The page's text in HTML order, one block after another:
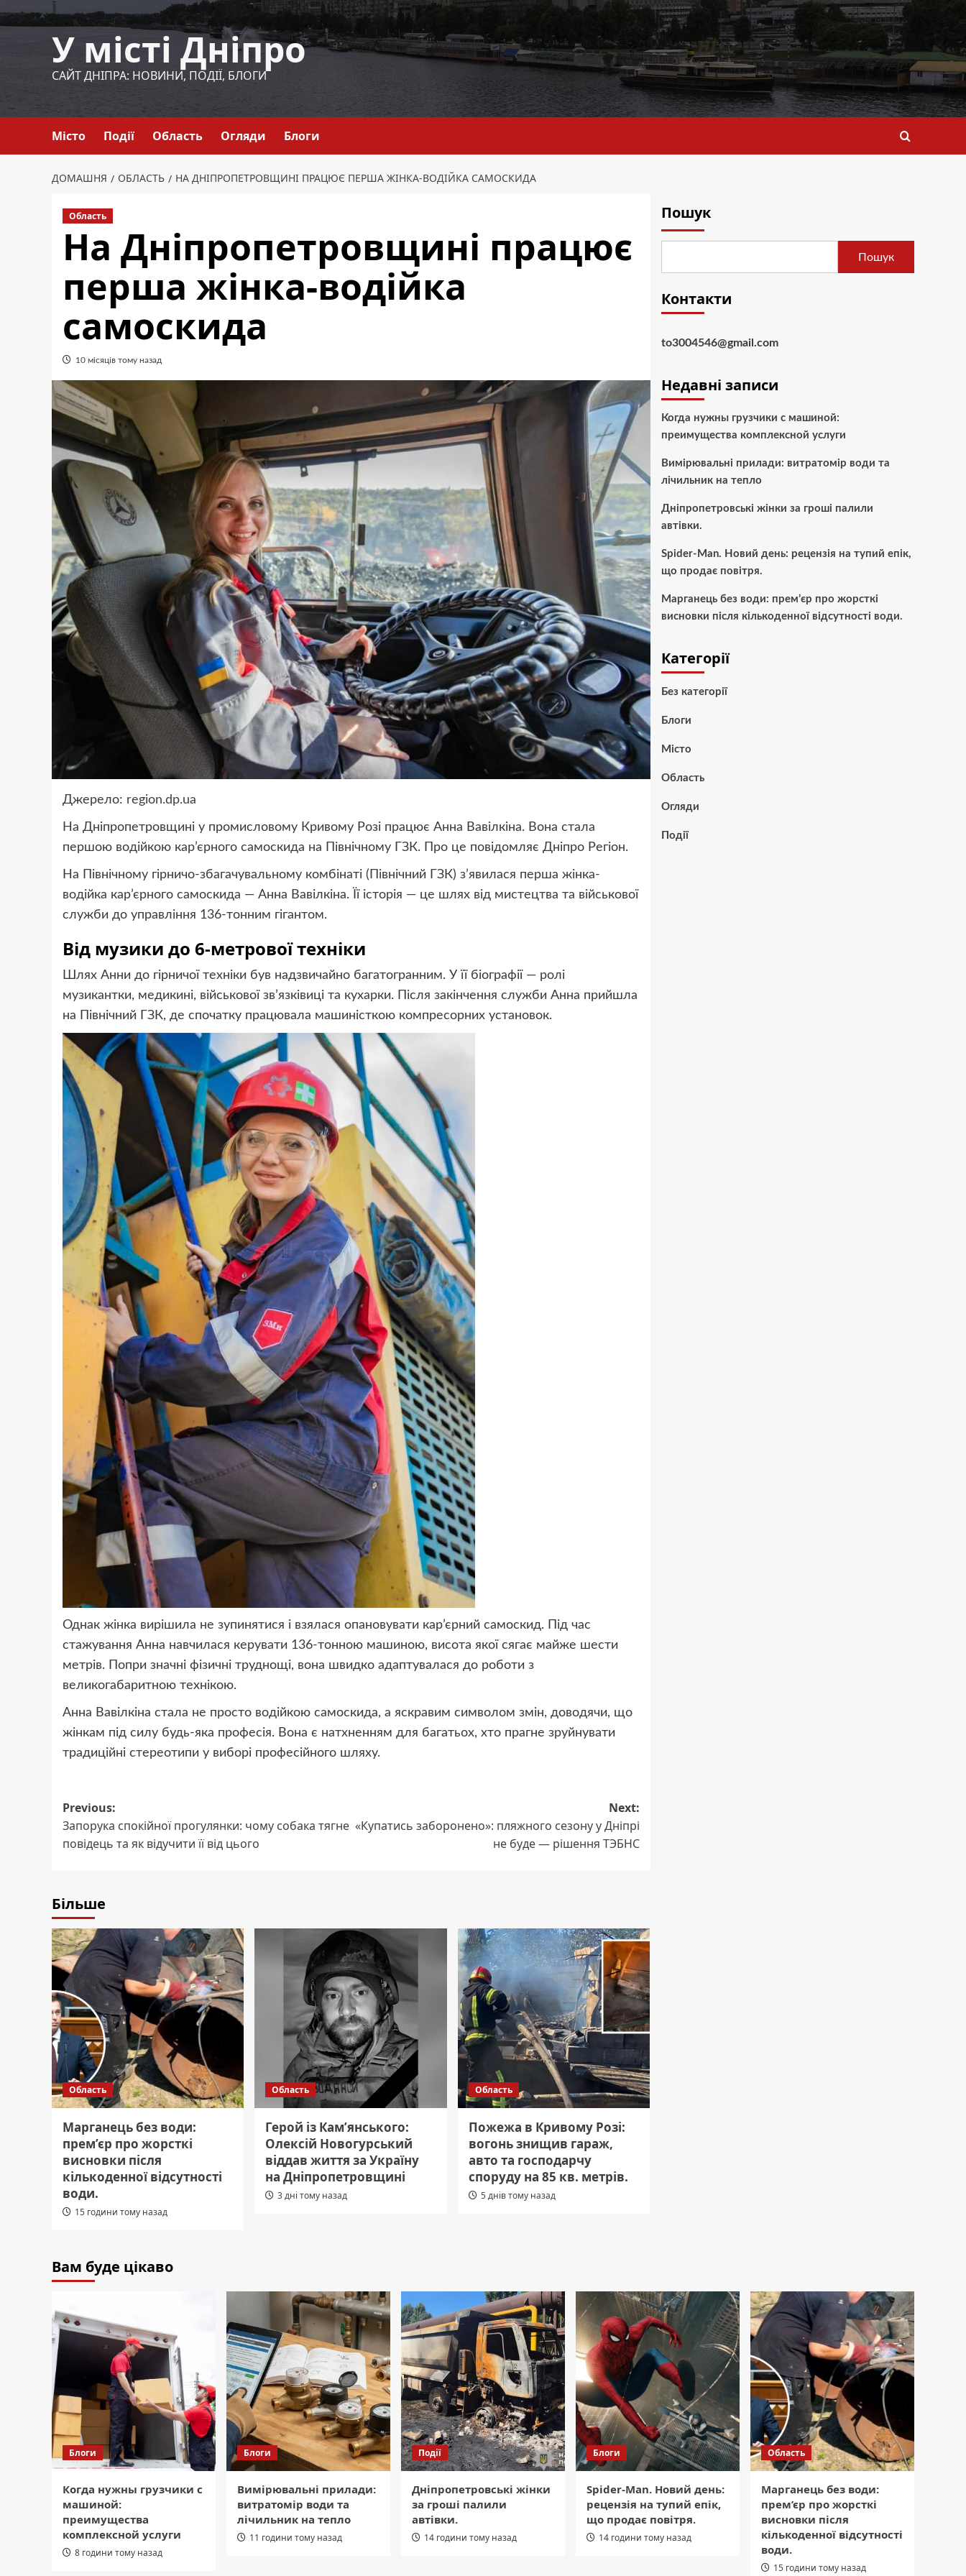
до
У місті Дніпро
САЙТ ДНІПРА: НОВИНИ, ПОДІЇ, БЛОГИ
Місто Події Область Огляди Блоги
ДОМАШНЯ ОБЛАСТЬ НА ДНІПРОПЕТРОВЩИНІ ПРАЦЮЄ ПЕРША ЖІНКА-ВОДІЙКА САМОСКИДА
Область
На Дніпропетровщині працює
перша жінка-водійка
самоскида
10 місяців тому назад
Джерело: region.dp.ua
На Дніпропетровщині у промисловому Кривому Розі працює Анна Вавілкіна. Вона стала
першою водійкою кар’єрного самоскида на Північному ГЗК. Про це повідомляє Дніпро Регіон.
На Північному гірничо-збагачувальному комбінаті (Північний ГЗК) з’явилася перша жінка-
водійка кар’єрного самоскида — Анна Вавілкіна. Її історія — це шлях від мистецтва та військової
служби до управління 136-тонним гігантом.
Від музики до 6-метрової техніки
Шлях Анни до гірничої техніки був надзвичайно багатогранним. У її біографії — ролі
музикантки, медикині, військової зв’язківиці та кухарки. Після закінчення служби Анна прийшла
на Північний ГЗК, де спочатку працювала машиністкою компресорних установок.
Однак жінка вирішила не зупинятися і взялася опановувати кар’єрний самоскид. Під час
стажування Анна навчилася керувати 136-тонною машиною, висота якої сягає майже шести
метрів. Попри значні фізичні труднощі, вона швидко адаптувалася до роботи з
великогабаритною технікою.
Анна Вавілкіна стала не просто водійкою самоскида, а яскравим символом змін, доводячи, що
жінкам під силу будь-яка професія. Вона є натхненням для багатьох, хто прагне зруйнувати
традиційні стереотипи у виборі професійного шляху.
Post
navigation
Previous:
Запорука спокійної прогулянки: чому собака тягне
повідець та як відучити її від цього
Next:
«Купатись заборонено»: пляжного сезону у Дніпрі
не буде — рішення ТЭБНС
Більше
Область
Марганець без води:
прем’єр про жорсткі
висновки після
кількоденної відсутності
води.
15 години тому назад
Область
Герой із Кам’янського:
Олексій Новогурський
віддав життя за Україну
на Дніпропетровщині
3 дні тому назад
Область
Пожежа в Кривому Розі:
вогонь знищив гараж,
авто та господарчу
споруду на 85 кв. метрів.
5 днів тому назад
Пошук
Пошук
Контакти
to3004546@gmail.com
Недавні записи
Когда нужны грузчики с машиной:
преимущества комплексной услуги
Вимірювальні прилади: витратомір води та
лічильник на тепло
Дніпропетровські жінки за гроші палили
автівки.
Spider-Man. Новий день: рецензія на тупий епік,
що продає повітря.
Марганець без води: прем’єр про жорсткі
висновки після кількоденної відсутності води.
Категорії
Без категорії
Блоги
Місто
Область
Огляди
Події
Вам буде цікаво
Блоги
Когда нужны грузчики с
машиной:
преимущества
комплексной услуги
8 години тому назад
Блоги
Вимірювальні прилади:
витратомір води та
лічильник на тепло
11 години тому назад
Події
Дніпропетровські жінки
за гроші палили
автівки.
14 години тому назад
Блоги
Spider-Man. Новий день:
рецензія на тупий епік,
що продає повітря.
14 години тому назад
Область
Марганець без води:
прем’єр про жорсткі
висновки після
кількоденної відсутності
води.
15 години тому назад